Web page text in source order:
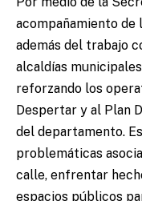
acompañamiento de
además del trabajo
alcaldías
reforzando los
Despertar y al Plan
del departamento.
problemáticas
calle, enfrentar
espacios públicos